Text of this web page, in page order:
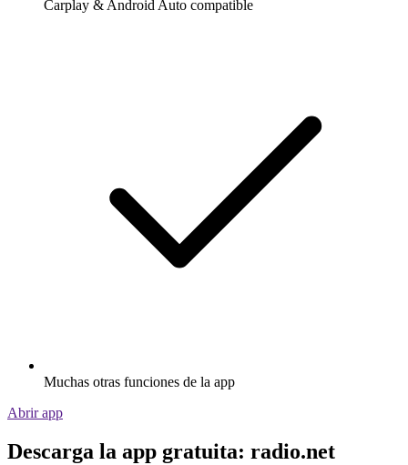
Carplay & Android Auto compatible
Muchas otras funciones de la app
Abrir app
Descarga la app gratuita: radio.net